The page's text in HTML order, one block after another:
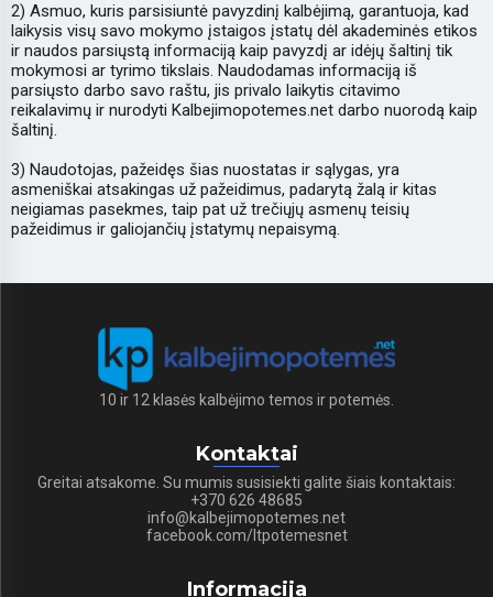
2) Asmuo, kuris parsisiuntė pavyzdinį kalbėjimą, garantuoja, kad
laikysis visų savo mokymo įstaigos įstatų dėl akademinės etikos
ir naudos parsiųstą informaciją kaip pavyzdį ar idėjų šaltinį tik
mokymosi ar tyrimo tikslais. Naudodamas informaciją iš
parsiųsto darbo savo raštu, jis privalo laikytis citavimo
reikalavimų ir nurodyti Kalbejimopotemes.net darbo nuorodą kaip
šaltinį.
3) Naudotojas, pažeidęs šias nuostatas ir sąlygas, yra
asmeniškai atsakingas už pažeidimus, padarytą žalą ir kitas
neigiamas pasekmes, taip pat už trečiųjų asmenų teisių
pažeidimus ir galiojančių įstatymų nepaisymą.
10 ir 12 klasės kalbėjimo temos ir potemės.
Kontaktai
Greitai atsakome. Su mumis susisiekti galite šiais kontaktais:
+370 626 48685
info@kalbejimopotemes.net
facebook.com/ltpotemesnet
Informacija